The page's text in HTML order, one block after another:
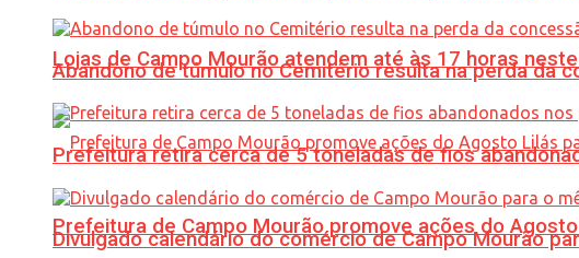
Lojas de Campo Mourão atendem até às 17 horas
Prefeitura de Campo Mourão promove ações do
Abandono de túmulo no Cemitério resulta na perda da
Prefeitura retira cerca de 5 toneladas de fios
Divulgado calendário do comércio de Campo Mourão